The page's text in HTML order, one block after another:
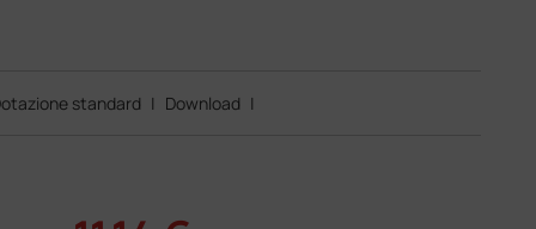
standard | Download |